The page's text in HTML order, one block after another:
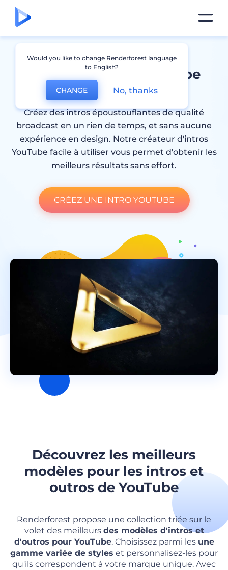
Créateur d’intro YouTube
Créez des intros époustouflantes de qualité
broadcast en un rien de temps, et sans aucune
expérience en design. Notre créateur d'intros
YouTube facile à utiliser vous permet d'obtenir les
meilleurs résultats sans effort.
CRÉEZ UNE INTRO YOUTUBE
Découvrez les meilleurs
modèles pour les intros et
outros de YouTube
Renderforest propose une collection triée sur le
volet des meilleurs des modèles d'intros et
d'outros pour YouTube. Choisissez parmi les une
gamme variée de styles et personnalisez-les pour
qu'ils correspondent à votre marque unique. Avec
Would you like to change Renderforest language
to English?
CHANGE No, thanks